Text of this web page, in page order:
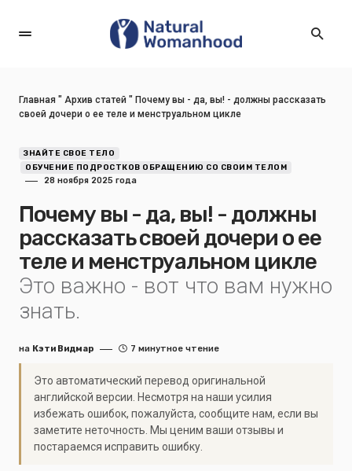
Главная " Архив статей " Почему вы - да, вы! - должны рассказать
своей дочери о ее теле и менструальном цикле
ЗНАЙТЕ СВОЕ ТЕЛО
ОБУЧЕНИЕ ПОДРОСТКОВ ОБРАЩЕНИЮ СО СВОИМ ТЕЛОМ
28 ноября 2025 года
Почему вы - да, вы! - должны
рассказать своей дочери о ее
теле и менструальном цикле
Это важно - вот что вам нужно
знать.
на Кэти Видмар 7 минутное чтение
Это автоматический перевод оригинальной
английской версии. Несмотря на наши усилия
избежать ошибок, пожалуйста, сообщите нам, если вы
заметите неточность. Мы ценим ваши отзывы и
постараемся исправить ошибку.